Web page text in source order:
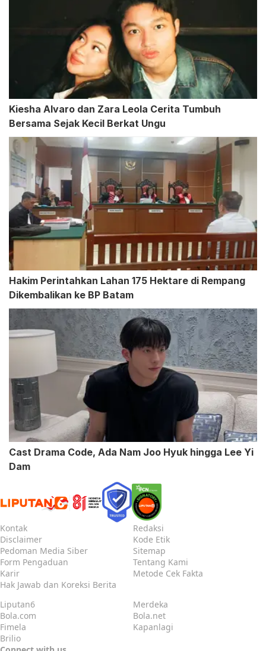
Kiesha Alvaro dan Zara Leola Cerita Tumbuh
Bersama Sejak Kecil Berkat Ungu
Hakim Perintahkan Lahan 175 Hektare di Rempang
Dikembalikan ke BP Batam
Cast Drama Code, Ada Nam Joo Hyuk hingga Lee Yi
Dam
Kontak
Redaksi
Disclaimer
Kode Etik
Pedoman Media Siber
Sitemap
Form Pengaduan
Tentang Kami
Karir
Metode Cek Fakta
Hak Jawab dan Koreksi Berita
Liputan6
Merdeka
Bola.com
Bola.net
Fimela
Kapanlagi
Brilio